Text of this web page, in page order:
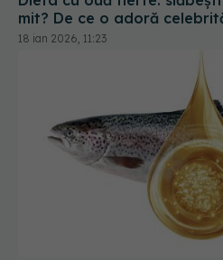
18 ian 2026, 11:23
Ce nu ai știut despre uleiul